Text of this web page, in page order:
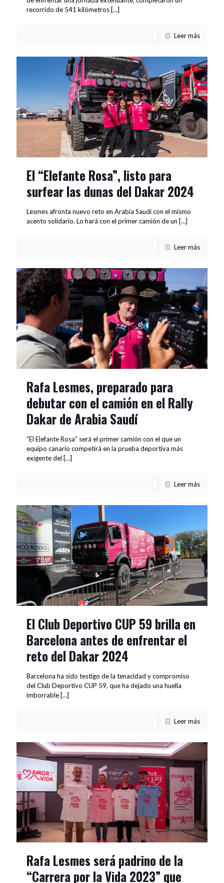
recorrido de 541 kilómetros […]
Leer más
El “Elefante Rosa”, listo para
surfear las dunas del Dakar 2024
Lesmes afronta nuevo reto en Arabia Saudí con el mismo
acento solidario. Lo hará con el primer camión de un […]
Leer más
Rafa Lesmes, preparado para
debutar con el camión en el Rally
Dakar de Arabia Saudí
“El Elefante Rosa” será el primer camión con el que un
equipo canario competirá en la prueba deportiva más
exigente del […]
Leer más
El Club Deportivo CUP 59 brilla en
Barcelona antes de enfrentar el
reto del Dakar 2024
Barcelona ha sido testigo de la tenacidad y compromiso
del Club Deportivo CUP 59, que ha dejado una huella
imborrable[…]
Leer más
Rafa Lesmes será padrino de la
“Carrera por la Vida 2023” que